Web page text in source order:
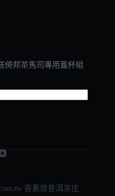
倚邦茶馬司專用蓋杯組
吾素齋普洱茶庄